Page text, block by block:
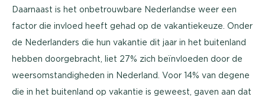
Daarnaast is het onbetrouwbare Nederlandse weer een
factor die invloed heeft gehad op de vakantiekeuze. Onder
de Nederlanders die hun vakantie dit jaar in het buitenland
hebben doorgebracht, liet 27% zich beïnvloeden door de
weersomstandigheden in Nederland. Voor 14% van degene
die in het buitenland op vakantie is geweest, gaven aan dat